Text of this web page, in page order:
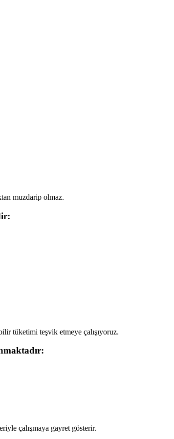
muzdarip olmaz.
tüketimi teşvik etmeye çalışıyoruz.
çalışmaya gayret gösterir.